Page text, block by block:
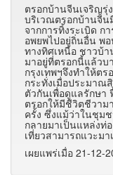
ตรอกบ้านจีนเจริญรุ่
บริเวณตรอกบ้านจีน
จากการทิ้งระเบิด
อพยพไปอยู่ถิ่นอื่น พ
ทางทิศเหนือ ชาวบ้
มาอยู่ที่ตรอกนี้แล้วบ
กรุงเทพฯจึงทำให้ต
กระทั่งเมื่อประมา
ตัวกันเพื่อดูแลรักษ
ตรอกให้มีชีวิตชีวา
ครั้ง ซึ่งแม้ว่าในชุม
กลายมาเป็นแหล่งท่
เที่ยวสามารถแวะม
เผยแพร่เมื่อ 21-12-